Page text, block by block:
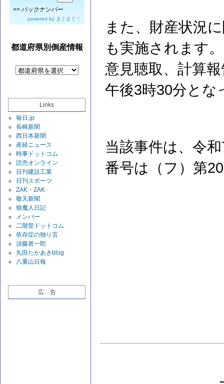
>> バックナンバー
powered by まぐまぐ！
都道府県別倒産情報
Links
毎日.jp
長崎新聞
西日本新聞
産経ニュース
時事ドットコム
読売オンライン
日刊建設工業
日刊スポーツ
ZAK・ZAK
敬天新聞
狼魔人日記
メンバー
二階堂ドットコム
依存症の独り言
須藤甚一郎
丸田たかあきblog
八重山日報
広 告
また、財産状況
も実施されます
意見聴取、計算
午後3時30分とな
当該事件は、令
番号は（フ）第